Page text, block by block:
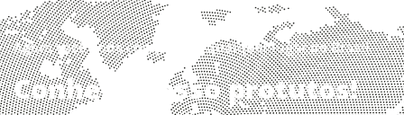
Agora você pode comprar de qualquer lugar do Brasil.
Conheça nosso protutos!